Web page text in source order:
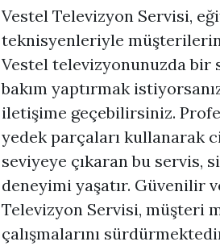
Vestel Televizyon Servisi,
teknisyenleriyle
Vestel televizyonunuzda bir
bakım yaptırmak
iletişime geçebilirsiniz.
yedek parçaları kullanarak
seviyeye çıkaran bu servis,
deneyimi yaşatır. Güvenilir
Televizyon Servisi, müşteri
çalışmalarını